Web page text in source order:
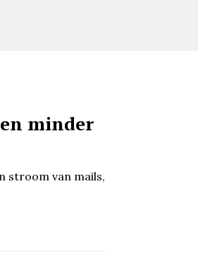
minder
stroom van mails,